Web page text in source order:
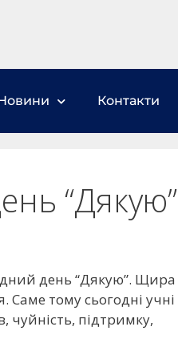
Контакти
“Дякую”
день “Дякую”. Щира
Саме тому сьогодні учні
чуйність, підтримку,